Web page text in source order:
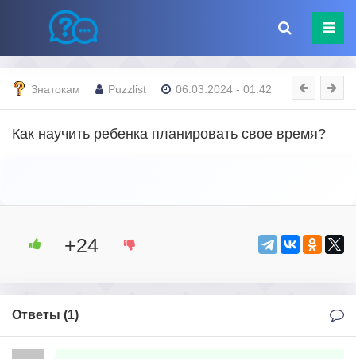
Знатокам Puzzlist 06.03.2024 - 01:42
Как научить ребенка планировать свое время?
+24
Ответы (1)